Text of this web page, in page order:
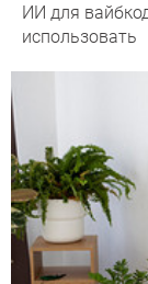
ИИ для
использовать